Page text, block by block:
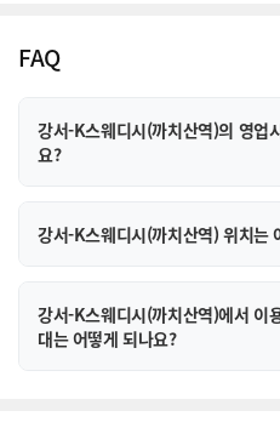
FAQ
강서-K스웨디시(까치산역)의 영업
요?
강서-K스웨디시(까치산역) 위치는
강서-K스웨디시(까치산역)에서 이
대는 어떻게 되나요?